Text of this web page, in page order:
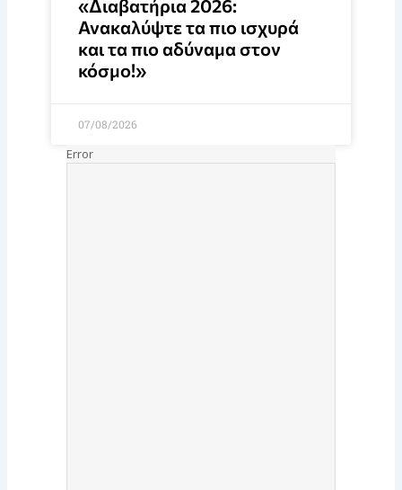
«Διαβατήρια 2026:
Ανακαλύψτε τα πιο ισχυρά
και τα πιο αδύναμα στον
κόσμο!»
07/08/2026